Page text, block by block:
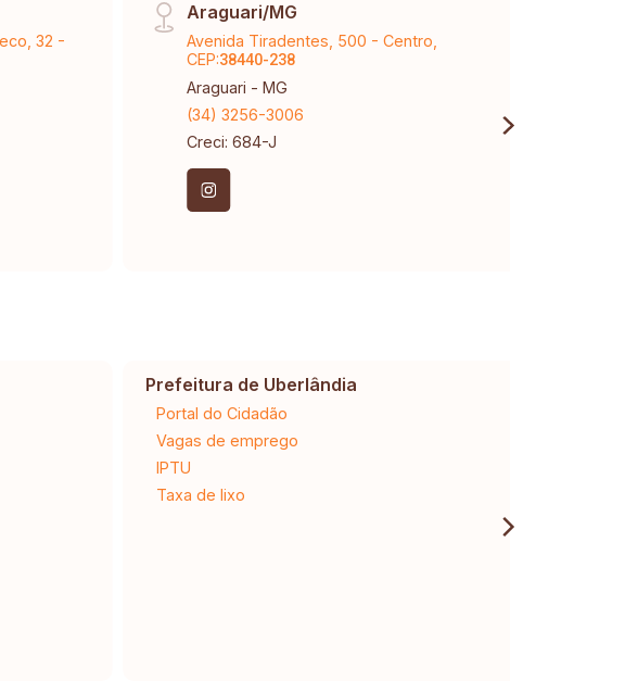
32 -
Araguari/MG
Avenida Tiradentes, 500 - Centro,
CEP:38440-238
Araguari - MG
(34) 3256-3006
Creci: 684-J
Prefeitura de Uberlândia
Portal do Cidadão
Vagas de emprego
IPTU
Taxa de lixo